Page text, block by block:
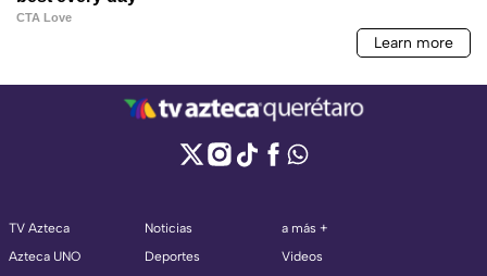
TV Azteca
Azteca UNO
Noticias
Deportes
a más +
Videos